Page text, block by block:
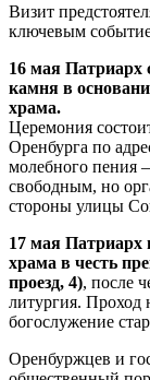
Визит
ключевым
16 мая Патриарх
камня в
храма.
Церемония
Оренбурга по
молебного пения
свободным, но
стороны улицы
17 мая Патриарх
храма в честь
проезд, 4), после
литургия. Проход
богослужение
Оренбуржцев и